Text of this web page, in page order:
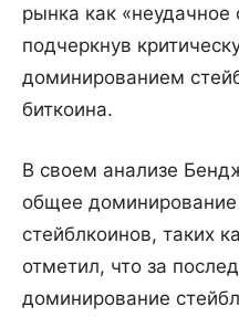
рынка как
подчеркнув
доминированием
биткоина.
В своем анализе
общее
стейблкоинов, таких
отметил, что за
доминирование